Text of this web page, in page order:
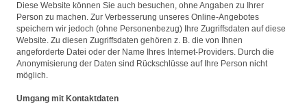
Diese Website können Sie auch besuchen, ohne Angaben zu Ihrer
Person zu machen. Zur Verbesserung unseres Online-Angebotes
speichern wir jedoch (ohne Personenbezug) Ihre Zugriffsdaten auf diese
Website. Zu diesen Zugriffsdaten gehören z. B. die von Ihnen
angeforderte Datei oder der Name Ihres Internet-Providers. Durch die
Anonymisierung der Daten sind Rückschlüsse auf Ihre Person nicht
möglich.
Umgang mit Kontaktdaten